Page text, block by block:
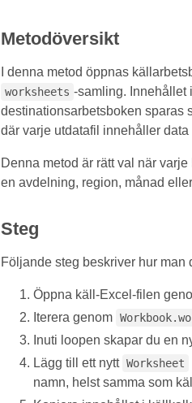
Metodöversikt
I denna metod öppnas
worksheets -samling. Innehållet
destinationsarbetsboken sparas
där varje utdatafil innehåller
Denna metod är rätt val när
en avdelning, region, månad
Steg
Följande steg beskriver hur
Öppna käll-Excel-filen
Iterera genom
Inuti loopen skapar du en
Lägg till ett nytt Worksheet
namn, helst samma som